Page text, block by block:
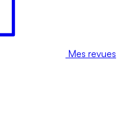
Mes revues